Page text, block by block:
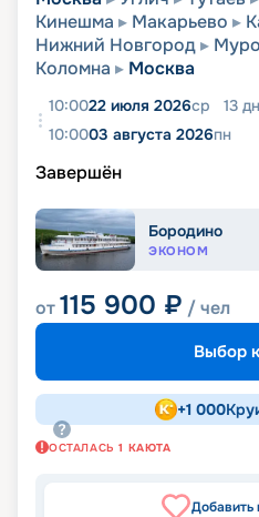
Кинешма
Макарьево
Нижний Новгород
Коломна
Москва
10:0022 июля 2026ср 13 дн
10:0003 августа 2026пн
Завершён
Бородино
ЭКОНОМ
от115 900 ₽ / чел
Выбор
+1 000
ОСТАЛАСЬ 1 КАЮТА
Добавить